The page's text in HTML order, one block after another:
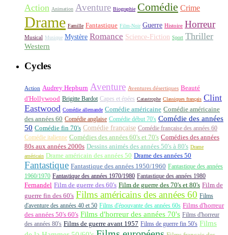
Action Animation Aventure Biographie Comédie Crime
Drame Famille Fantastique Film-Noir Guerre Histoire Horreur
Musical Musique Mystère Romance Science-Fiction Sport Thriller
Western
Cycles
Action Audrey Hepburn Aventure Aventures désertiques Beauté
d'Hollywood Brigitte Bardot Capes et épées Catastrophe Classiques français Clint
Eastwood Comédie allemande Comédie américaine Comédie américaine
des années 60 Comédie anglaise Comédie début 70's Comédie des années
50 Comédie fin 70's Comédie française Comédie française des années 60
Comédie italienne Comédies des années 60's et 70's Comédies des années
80s aux années 2000s Dessins animés des années 50's à 80's Drame
américain Drame américain des années 50 Drame des années 50
Fantastique Fantastique des années 1950/1960 Fantastique des années
1960/1970 Fantastique des années 1970/1980 Fantastique des années 1980
Fernandel Film de guerre des 60's Film de guerre des 70's et 80's Film de
guerre fin des 60's Films américains des années 60 Films
d'aventure des années 40 et 50 Films d'épouvante des années 60s Films d'horreur
des années 50's 60's Films d'horreur des années 70's Films d'horreur
des années 80's Films de guerre avant 1957 Films de guerre fin 50's Films